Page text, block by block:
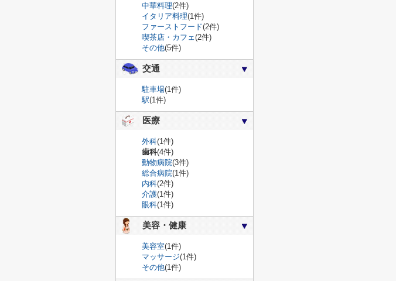
中華料理(2件)
イタリア料理(1件)
ファーストフード(2件)
喫茶店・カフェ(2件)
その他(5件)
交通
駐車場(1件)
駅(1件)
医療
外科(1件)
歯科(4件)
動物病院(3件)
総合病院(1件)
内科(2件)
介護(1件)
眼科(1件)
美容・健康
美容室(1件)
マッサージ(1件)
その他(1件)